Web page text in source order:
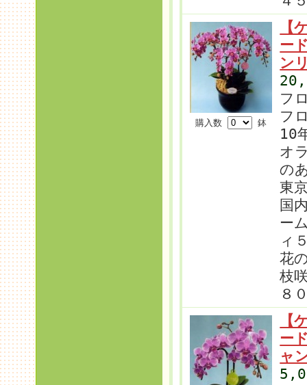
購入数 鉢
【
ー
ン
フ
フ
10
オ
の
東
国
ー
ィ
花
枝
８
【
ー
ャ